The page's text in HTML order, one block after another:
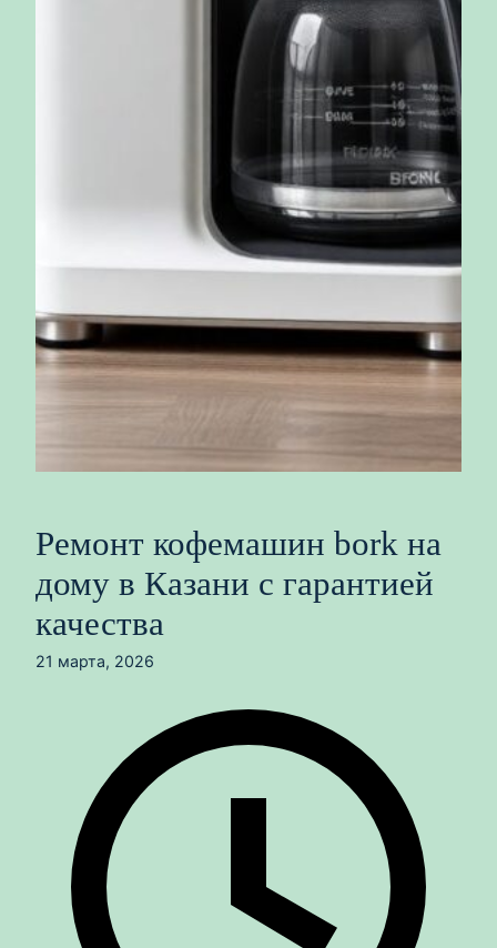
Ремонт кофемашин bork на
дому в Казани с гарантией
качества
21 марта, 2026